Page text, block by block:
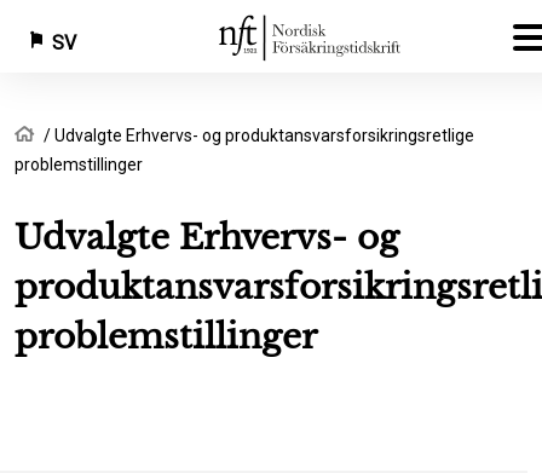
Hoppa
till
SV
Länkstig
Hem
Udvalgte Erhvervs- og produktansvarsforsikringsretlige
problemstillinger
Udvalgte Erhvervs- og
problemstillinger